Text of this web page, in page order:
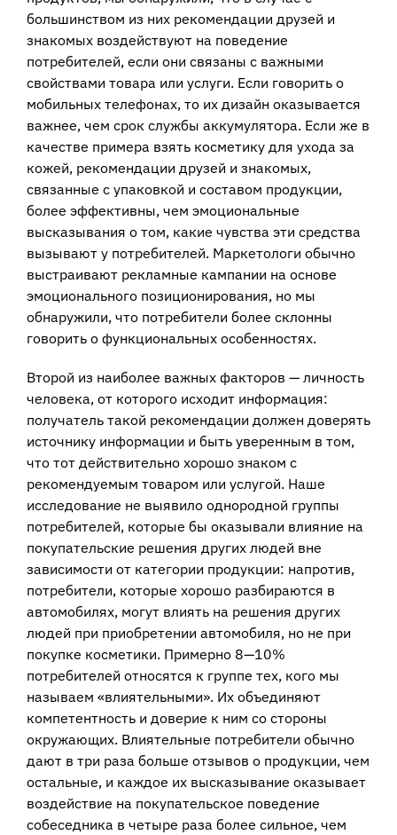
большинством из них рекомендации друзей и
знакомых воздействуют на поведение
потребителей, если они связаны с важными
свойствами товара или услуги. Если говорить о
мобильных телефонах, то их дизайн оказывается
важнее, чем срок службы аккумулятора. Если же в
качестве примера взять косметику для ухода за
кожей, рекомендации друзей и знакомых,
связанные с упаковкой и составом продукции,
более эффективны, чем эмоциональные
высказывания о том, какие чувства эти средства
вызывают у потребителей. Маркетологи обычно
выстраивают рекламные кампании на основе
эмоционального позиционирования, но мы
обнаружили, что потребители более склонны
говорить о функциональных особенностях.
Второй из наиболее важных факторов — личность
человека, от которого исходит информация:
получатель такой рекомендации должен доверять
источнику информации и быть уверенным в том,
что тот действительно хорошо знаком с
рекомендуемым товаром или услугой. Наше
исследование не выявило однородной группы
потребителей, которые бы оказывали влияние на
покупательские решения других людей вне
зависимости от категории продукции: напротив,
потребители, которые хорошо разбираются в
автомобилях, могут влиять на решения других
людей при приобретении автомобиля, но не при
покупке косметики. Примерно 8—10%
потребителей относятся к группе тех, кого мы
называем «влиятельными». Их объединяют
компетентность и доверие к ним со стороны
окружающих. Влиятельные потребители обычно
дают в три раза больше отзывов о продукции, чем
остальные, и каждое их высказывание оказывает
воздействие на покупательское поведение
собеседника в четыре раза более сильное, чем